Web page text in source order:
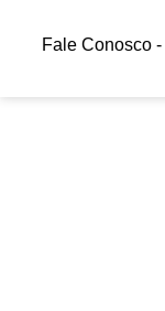
Fale Conosco -